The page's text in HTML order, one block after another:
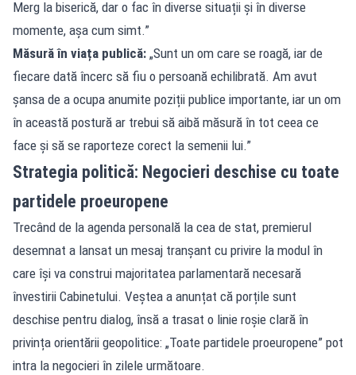
Merg la biserică, dar o fac în diverse situații și în diverse
momente, așa cum simt.”
Măsură în viața publică: „Sunt un om care se roagă, iar de
fiecare dată încerc să fiu o persoană echilibrată. Am avut
șansa de a ocupa anumite poziții publice importante, iar un om
în această postură ar trebui să aibă măsură în tot ceea ce
face și să se raporteze corect la semenii lui.”
Strategia politică: Negocieri deschise cu toate
partidele proeuropene
Trecând de la agenda personală la cea de stat, premierul
desemnat a lansat un mesaj tranșant cu privire la modul în
care își va construi majoritatea parlamentară necesară
învestirii Cabinetului. Veștea a anunțat că porțile sunt
deschise pentru dialog, însă a trasat o linie roșie clară în
privința orientării geopolitice: „Toate partidele proeuropene” pot
intra la negocieri în zilele următoare.